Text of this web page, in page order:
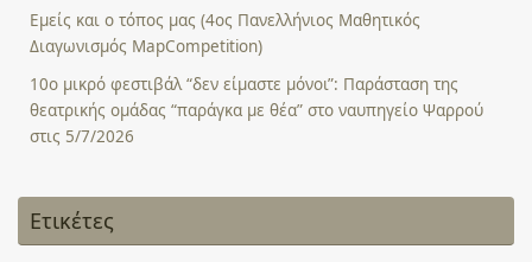
Εμείς και ο τόπος μας (4ος Πανελλήνιος Μαθητικός
Διαγωνισμός MapCompetition)
10ο μικρό φεστιβάλ “δεν είμαστε μόνοι”: Παράσταση της
θεατρικής ομάδας “παράγκα με θέα” στο ναυπηγείο Ψαρρού
στις 5/7/2026
Ετικέτες